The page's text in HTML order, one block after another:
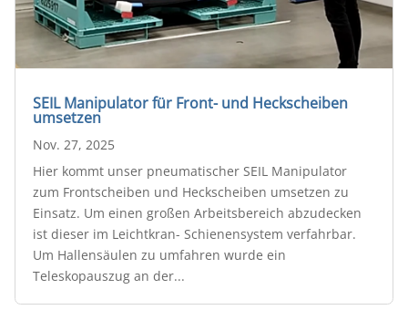
SEIL Manipulator für Front- und Heckscheiben
umsetzen
Nov. 27, 2025
Hier kommt unser pneumatischer SEIL Manipulator
zum Frontscheiben und Heckscheiben umsetzen zu
Einsatz. Um einen großen Arbeitsbereich abzudecken
ist dieser im Leichtkran- Schienensystem verfahrbar.
Um Hallensäulen zu umfahren wurde ein
Teleskopauszug an der...